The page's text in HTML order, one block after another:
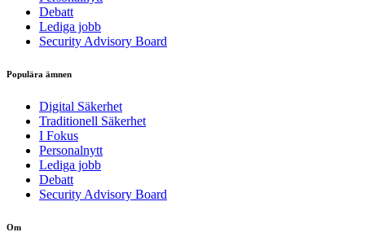
Debatt
Lediga jobb
Security Advisory Board
Populära ämnen
Digital Säkerhet
Traditionell Säkerhet
I Fokus
Personalnytt
Lediga jobb
Debatt
Security Advisory Board
Om